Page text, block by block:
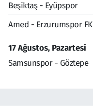
Beşiktaş - Eyüpspor
Amed - Erzurumspor FK
17 Ağustos, Pazartesi
Samsunspor - Göztepe